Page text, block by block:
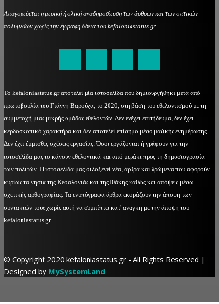
Απαγορεύεται η μερική ή ολική αναδημοσίευση των άρθρων και των οπτικών
πολυμέσων χωρίς την έγγραφη άδεια του kefaloniastatus.gr
Το kefaloniastatus.gr αποτελεί μία ιστοσελίδα που δημιουργήθηκε μετά από
πρωτοβουλία του Γιάννη Βαρούχα, το 2020, στη βάση του εθελοντισμού με τη
συμμετοχή μιας μικρής ομάδας εθελοντών. Δεν ενέχει επιτήδευμα, δεν έχει
κερδοσκοπικό χαρακτήρα και δεν αποτελεί επίσημο μέσο μαζικής ενημέρωσης.
Δεν έχει έμμισθες σχέσεις εργασίας. Όσοι εργάζονται ή γράφουν για την
ιστοσελίδα μας το κάνουν εθελοντικά και από μεράκι προς τη δημοσιογραφία
των πολιτών. Η ιστοσελίδα μας φιλοξενεί νέα, άρθρα και δρώμενα που αφορούν
κυρίως τα νησιά της Κεφαλονιάς και της Ιθάκης καθώς και απόψεις μέσω
σχετικής αρθογραφίας. Τα ενυπόγραφα άρθρα εκφράζουν την άποψη των
συντακτών τους χωρίς αυτή να συμπίπτει κατ' ανάγκη με την άποψη του
kefaloniastatus.gr
© Copyright 2020 kefaloniastatus.gr - All Rights Reserved |
Designed by MySystemLand